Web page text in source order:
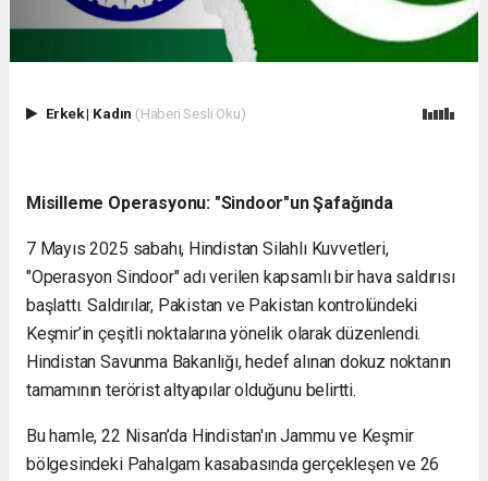
Erkek| Kadın (Haberi Sesli Oku)
Misilleme Operasyonu: "Sindoor"un Şafağında
7 Mayıs 2025 sabahı, Hindistan Silahlı Kuvvetleri,
"Operasyon Sindoor" adı verilen kapsamlı bir hava saldırısı
başlattı. Saldırılar, Pakistan ve Pakistan kontrolündeki
Keşmir’in çeşitli noktalarına yönelik olarak düzenlendi.
Hindistan Savunma Bakanlığı, hedef alınan dokuz noktanın
tamamının terörist altyapılar olduğunu belirtti.
Bu hamle, 22 Nisan’da Hindistan'ın Jammu ve Keşmir
bölgesindeki Pahalgam kasabasında gerçekleşen ve 26